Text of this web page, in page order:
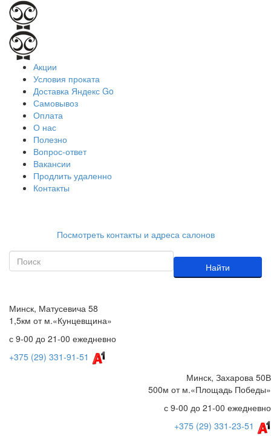
Акции
Условия проката
Доставка Яндекс Go
Самовывоз
Оплата
О нас
Полезно
Вопрос-ответ
Вакансии
Продлить удаленно
Контакты
Посмотреть контакты и адреса салонов
Найти
Минск, Матусевича 58
1,5км от м.«Кунцевщина»
с 9-00 до 21-00 ежедневно
+375 (29) 331-91-51
Минск, Захарова 50В
500м от м.«Площадь Победы»
с 9-00 до 21-00 ежедневно
+375 (29) 331-23-51